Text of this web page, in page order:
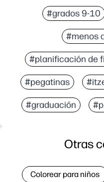
#grados 9-10
#menos
#planificación de
#pegatinas
#graduación
Otras
Colorear para niños